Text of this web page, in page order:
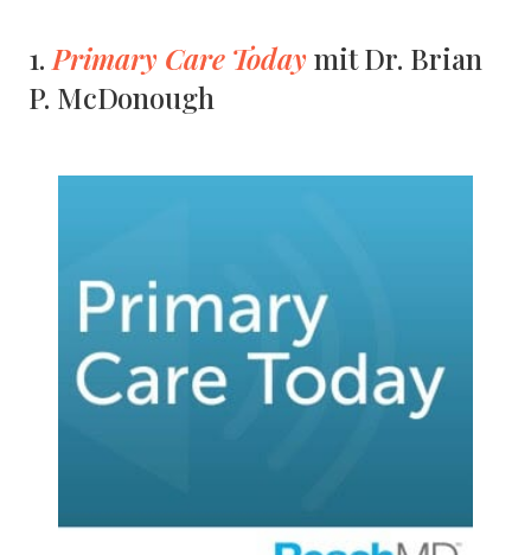
1.Primary Care Today mit Dr. Brian
P. McDonough